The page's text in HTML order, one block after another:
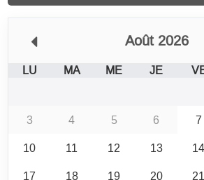
Août 2026
LU MA ME JE
3
4 5 6 7
10
11 12 13 14
17
18 19 20 21